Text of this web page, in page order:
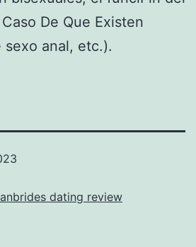
De Que Existen
anal, etc.).
dating review